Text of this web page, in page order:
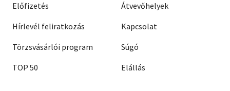
Előfizetés
Hírlevél feliratkozás
Törzsvásárlói program
TOP 50
Átvevőhelyek
Kapcsolat
Súgó
Elállás